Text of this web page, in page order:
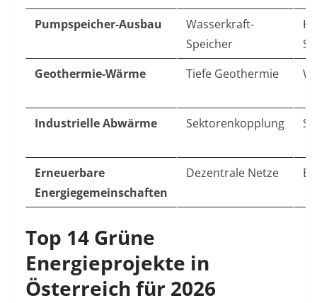
Pumpspeicher-Ausbau
Wasserkraft-
Speicher
Geothermie-Wärme
Tiefe Geothermie
Industrielle Abwärme Sektorenkopplung
Erneuerbare
Energiegemeinschaften
Dezentrale Netze
Top 14 Grüne
Energieprojekte in
Österreich für 2026